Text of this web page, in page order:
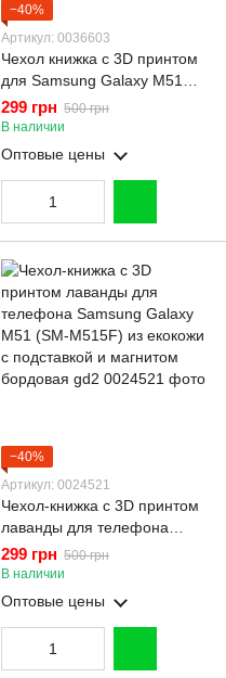
−40%
Артикул: 0036603
Чехол книжка с 3D принтом
для Samsung Galaxy M51
(SM-M515F) из экокожи с
подставкой и магнитом
черная gd2
299 грн 500 грн
В наличии
Оптовые цены
−40%
Артикул: 0024521
Чехол-книжка с 3D принтом
лаванды для телефона
Samsung Galaxy M51 (SM-
M515F) из екокожи с
подставкой и магнитом
бордовая gd2
299 грн 500 грн
В наличии
Оптовые цены